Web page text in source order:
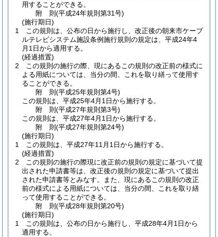
用することができる。
附 則(平成24年規則第31号)
(施行期日)
1
この規則は、公布の日から施行し、改正後の朝来市ケーブ
ルテレビシステム施設条例施行規則の規定は、平成24年4
月1日から適用する。
(経過措置)
2
この規則の施行の際、現にあるこの規則の改正前の様式に
よる用紙については、当分の間、これを取り繕って使用す
ることができる。
附 則(平成25年規則第4号)
この規則は、平成25年4月1日から施行する。
附 則(平成27年規則第3号)
この規則は、平成27年4月1日から施行する。
附 則(平成27年規則第24号)
(施行期日)
1
この規則は、平成27年11月1日から施行する。
(経過措置)
2
この規則の施行の際現に改正前の規則の規定に基づいて提
出された申請書等は、改正後の規則の規定に基づいて提出
された申請書等とみなす。
また、現にあるこの規則の改正
前の様式による用紙については、当分の間、これを取り繕
って使用することができる。
附 則(平成28年規則第20号)
(施行期日)
1
この規則は、公布の日から施行し、平成28年4月1日から
適用する。